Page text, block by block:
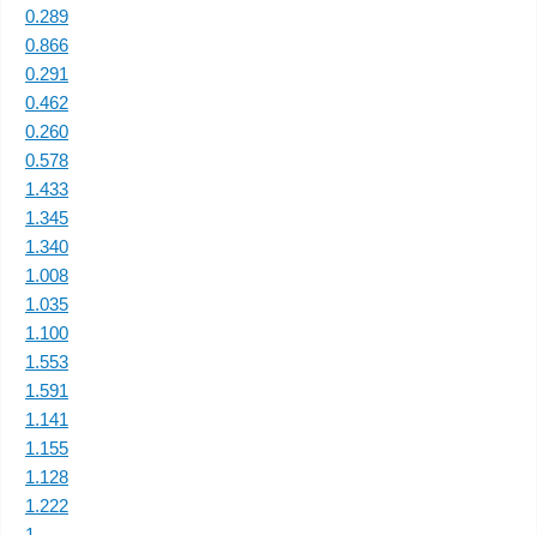
0.289
0.866
0.291
0.462
0.260
0.578
1.433
1.345
1.340
1.008
1.035
1.100
1.553
1.591
1.141
1.155
1.128
1.222